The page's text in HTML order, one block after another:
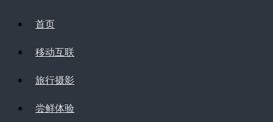
首页
移动互联
旅行摄影
尝鲜体验